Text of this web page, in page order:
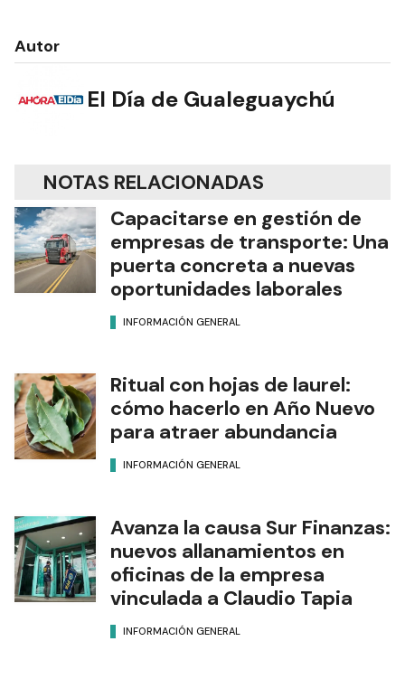
Autor
El Día de Gualeguaychú
NOTAS RELACIONADAS
Capacitarse en gestión de
empresas de transporte: Una
puerta concreta a nuevas
oportunidades laborales
INFORMACIÓN GENERAL
Ritual con hojas de laurel:
cómo hacerlo en Año Nuevo
para atraer abundancia
INFORMACIÓN GENERAL
Avanza la causa Sur Finanzas:
nuevos allanamientos en
oficinas de la empresa
vinculada a Claudio Tapia
INFORMACIÓN GENERAL